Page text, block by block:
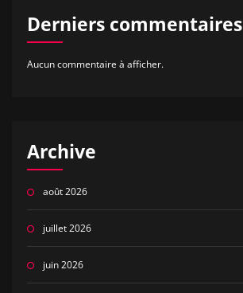
Derniers commentaires
Aucun commentaire à afficher.
Archive
août 2026
juillet 2026
juin 2026